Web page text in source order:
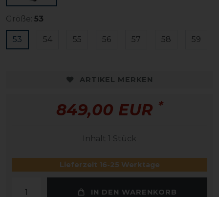
Größe: 53
53 54 55 56 57 58 59
ARTIKEL MERKEN
849,00 EUR *
Inhalt 1 Stück
Lieferzeit 16-25 Werktage
IN DEN WARENKORB